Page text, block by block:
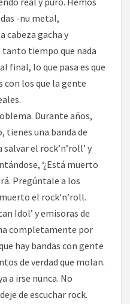
-nu metal,
cabeza gacha y
tiempo que nada
final, lo que pasa es que
con los que la gente
Durante años,
tienes una banda de
salvar el rock’n’roll’ y
‘¿Está muerto
Pregúntale a los
el rock’n’roll.
Idol’ y emisoras de
completamente por
hay bandas con gente
de verdad que molan.
a irse nunca. No
de escuchar rock.